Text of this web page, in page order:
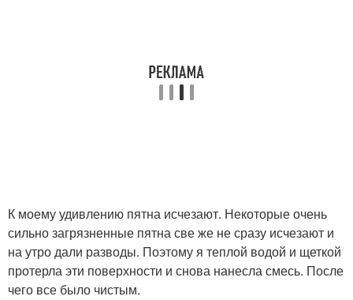
К моему удивлению пятна исчезают. Некоторые очень
сильно загрязненные пятна све же не сразу исчезают и
на утро дали разводы. Поэтому я теплой водой и щеткой
протерла эти поверхности и снова нанесла смесь. После
чего все было чистым.